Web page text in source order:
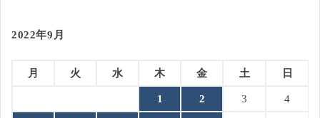
2022年9月
月 火 水 木 金 土 日
1 2 3 4